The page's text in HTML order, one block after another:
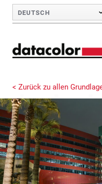
Skip to Main Content
DEUTSCH
< Zurück zu allen